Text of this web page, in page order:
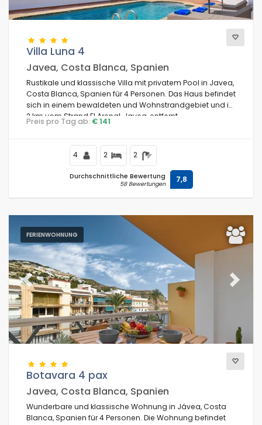
Villa Luna 4
Javea, Costa Blanca, Spanien
Rustikale und klassische Villa mit privatem Pool in Javea,
Costa Blanca, Spanien für 4 Personen. Das Haus befindet
sich in einem bewaldeten und Wohnstrandgebiet und ist
2 km vom Strand El Arenal, Javea, entfernt.
Preis pro Tag ab: € 141
4 2 2
Durchschnittliche Bewertung
58 Bewertungen 7,8
FERIENWOHNUNG
Previous Next
Botavara 4 pax
Javea, Costa Blanca, Spanien
Wunderbare und klassische Wohnung in Jávea, Costa
Blanca, Spanien für 4 Personen. Die Wohnung befindet